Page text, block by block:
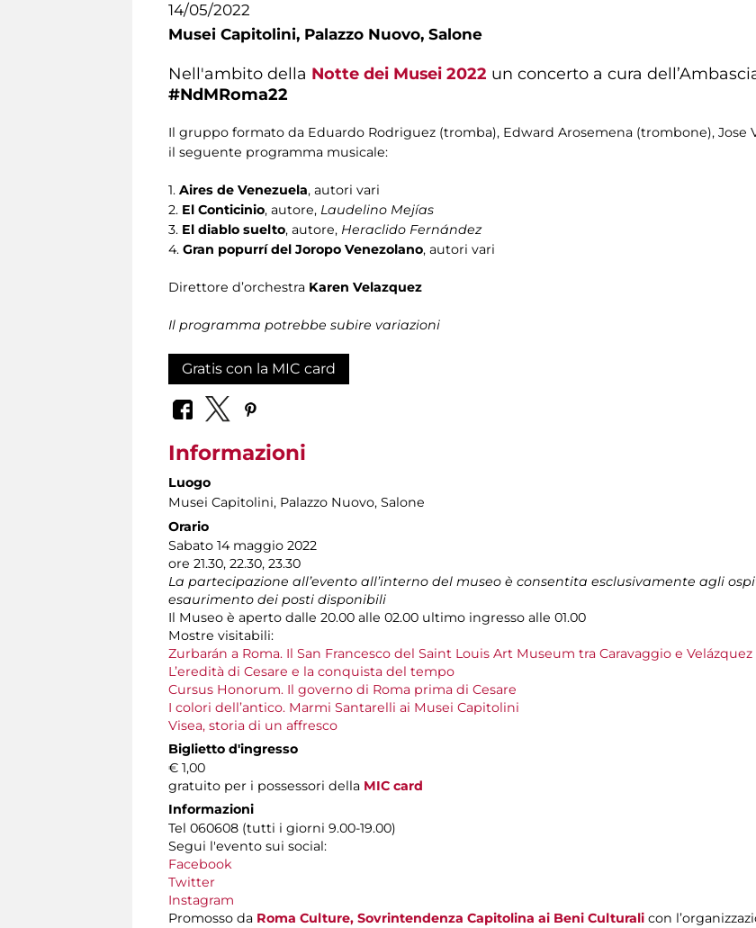
14/05/2022
Musei Capitolini, Palazzo Nuovo, Salone
Nell'ambito della Notte dei Musei 2022 un concerto a cura
#NdMRoma22
Il gruppo formato da Eduardo Rodriguez (tromba), Edward Arosemena (trombone), Jose
il seguente programma musicale:
1. Aires de Venezuela, autori vari
2. El Conticinio, autore, Laudelino Mejías
3. El diablo suelto, autore, Heraclido Fernández
4. Gran popurrí del Joropo Venezolano, autori vari
Direttore d’orchestra Karen Velazquez
Il programma potrebbe subire variazioni
Gratis con la MIC card
Informazioni
Luogo
Musei Capitolini, Palazzo Nuovo, Salone
Orario
Sabato 14 maggio 2022
ore 21.30, 22.30, 23.30
La partecipazione all’evento all’interno del museo è consentita esclusivamente agli
esaurimento dei posti disponibili
Il Museo è aperto dalle 20.00 alle 02.00 ultimo ingresso alle 01.00
Mostre visitabili:
Zurbarán a Roma. Il San Francesco del Saint Louis Art Museum tra Caravaggio e Velázquez
L’eredità di Cesare e la conquista del tempo
Cursus Honorum. Il governo di Roma prima di Cesare
I colori dell’antico. Marmi Santarelli ai Musei Capitolini
Visea, storia di un affresco
Biglietto d'ingresso
€ 1,00
gratuito per i possessori della MIC card
Informazioni
Tel 060608 (tutti i giorni 9.00-19.00)
Segui l'evento sui social:
Facebook
Twitter
Instagram
Promosso da Roma Culture, Sovrintendenza Capitolina ai Beni Culturali con